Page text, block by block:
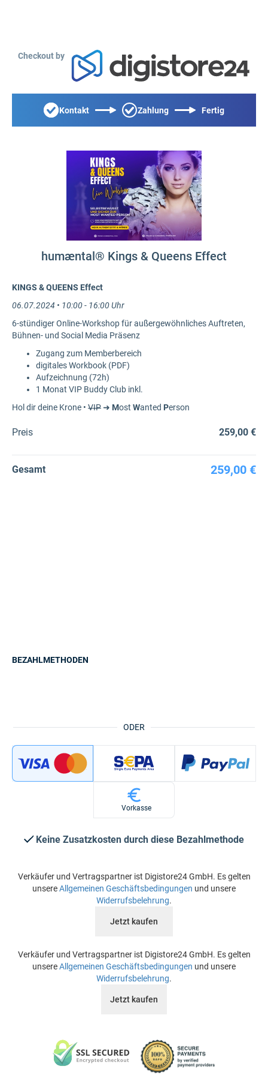
Checkout by
Kontakt Zahlung Fertig
humæntal® Kings & Queens Effect
KINGS & QUEENS Effect
06.07.2024 • 10:00 - 16:00 Uhr
6-stündiger Online-Workshop für außergewöhnliches Auftreten,
Bühnen- und Social Media Präsenz
Zugang zum Memberbereich
digitales Workbook (PDF)
Aufzeichnung (72h)
1 Monat VIP Buddy Club inkl.
Hol dir deine Krone • VIP➜ Most Wanted Person
Preis 259,00 €
Gesamt 259,00 €
ODER
BEZAHLMETHODEN
Vorkasse
Keine Zusatzkosten durch diese Bezahlmethode
Verkäufer und Vertragspartner ist Digistore24 GmbH. Es gelten
unsereAllgemeinen Geschäftsbedingungen und unsere
Widerrufsbelehrung.
Jetzt kaufen
Verkäufer und Vertragspartner ist Digistore24 GmbH. Es gelten
unsereAllgemeinen Geschäftsbedingungen und unsere
Widerrufsbelehrung.
Jetzt kaufen